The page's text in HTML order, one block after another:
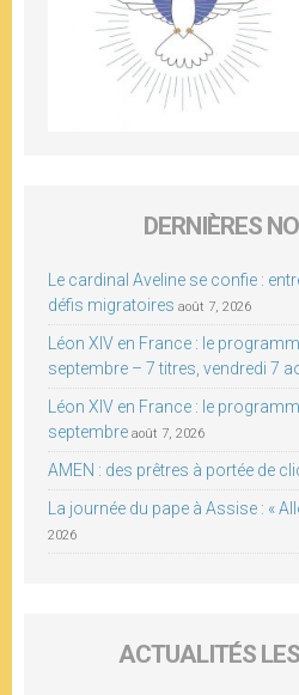
DERNIÈRES
Le cardinal Aveline se confie :
défis migratoires août 7, 2026
Léon XIV en France : le
septembre – 7 titres, vendredi 7
Léon XIV en France : le
septembre août 7, 2026
AMEN : des prêtres à portée de
La journée du pape à Assise : «
2026
ACTUALITÉS